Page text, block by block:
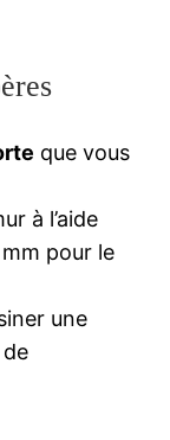
que vous
à l’aide
pour le
une